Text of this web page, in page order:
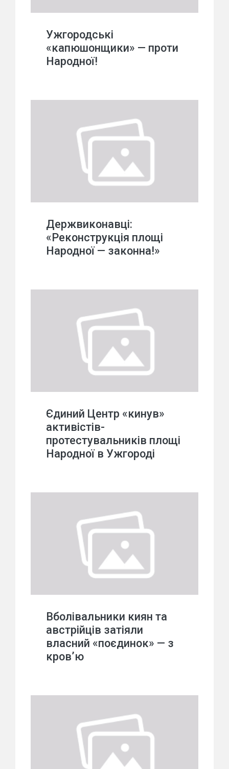
Ужгородські
«капюшонщики» — проти
Народної!
Держвиконавці:
«Реконструкція площі
Народної — законна!»
Єдиний Центр «кинув»
активістів-
протестувальників площі
Народної в Ужгороді
Вболівальники киян та
австрійців затіяли
власний «поєдинок» — з
кров’ю